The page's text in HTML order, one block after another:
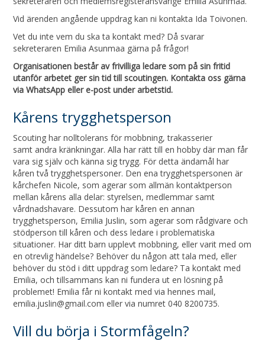
Vid ärenden angående uppdrag kan ni kontakta Ida Toivonen.
Vet du inte vem du ska ta kontakt med? Då svarar
sekreteraren Emilia Asunmaa gärna på frågor!
Organisationen består av frivilliga ledare som på sin fritid
utanför arbetet ger sin tid till scoutingen. Kontakta oss gärna
via WhatsApp eller e-post under arbetstid.
Kårens trygghetsperson
Scouting har nolltolerans för mobbning, trakasserier
samt andra kränkningar. Alla har rätt till en hobby där man får
vara sig själv och känna sig trygg. För detta ändamål har
kåren två trygghetspersoner. Den ena trygghetspersonen är
kårchefen Nicole, som agerar som allmän kontaktperson
mellan kårens alla delar: styrelsen, medlemmar samt
vårdnadshavare. Dessutom har kåren en annan
trygghetsperson, Emilia Juslin, som agerar som rådgivare och
stödperson till kåren och dess ledare i problematiska
situationer. Har ditt barn upplevt mobbning, eller varit med om
en otrevlig händelse? Behöver du någon att tala med, eller
behöver du stöd i ditt uppdrag som ledare? Ta kontakt med
Emilia, och tillsammans kan ni fundera ut en lösning på
problemet! Emilia får ni kontakt med via hennes mail,
emilia.juslin@gmail.com eller via numret 040 8200735.
Vill du börja i Stormfågeln?